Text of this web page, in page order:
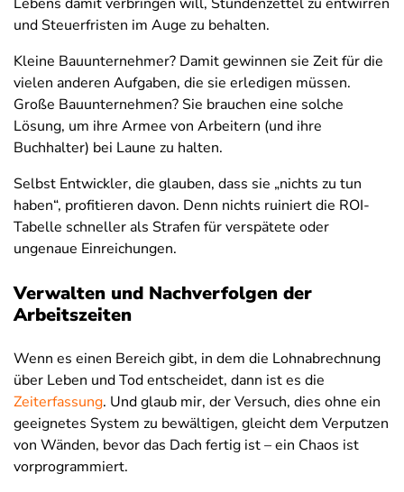
und Steuerfristen im Auge zu behalten.
Kleine Bauunternehmer? Damit gewinnen sie Zeit für die
vielen anderen Aufgaben, die sie erledigen müssen.
Große Bauunternehmen? Sie brauchen eine solche
Lösung, um ihre Armee von Arbeitern (und ihre
Buchhalter) bei Laune zu halten.
Selbst Entwickler, die glauben, dass sie „nichts zu tun
haben“, profitieren davon. Denn nichts ruiniert die ROI-
Tabelle schneller als Strafen für verspätete oder
ungenaue Einreichungen.
Verwalten und Nachverfolgen der
Arbeitszeiten
Wenn es einen Bereich gibt, in dem die Lohnabrechnung
über Leben und Tod entscheidet, dann ist es die
Zeiterfassung. Und glaub mir, der Versuch, dies ohne ein
geeignetes System zu bewältigen, gleicht dem Verputzen
von Wänden, bevor das Dach fertig ist – ein Chaos ist
vorprogrammiert.